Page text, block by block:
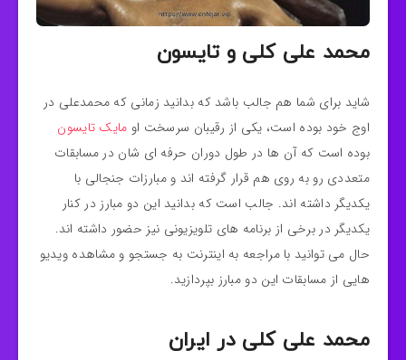
محمد علی کلی و تایسون
شاید برای شما هم جالب باشد که بدانید زمانی که محمدعلی در
اوج خود بوده است، یکی از رقیبان سرسخت او مایک تایسون
بوده است که آن ها در طول دوران حرفه‌ ای شان در مسابقات
متعددی رو به روی هم قرار گرفته اند و مبارزات جنجالی با
یکدیگر داشته‌ اند. جالب است که بدانید این دو مبارز در کنار
یکدیگر در برخی از برنامه های تلویزیونی نیز حضور داشته اند.
حال می‌ توانید با مراجعه به اینترنت به جستجو و مشاهده ویدیو
هایی از مسابقات این دو مبارز بپردازید.
محمد علی کلی در ایران